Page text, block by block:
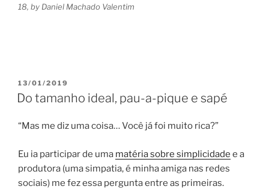
18, by Daniel Machado Valentim
POSTED
ON
13/01/2019
Do tamanho ideal, pau-a-pique e sapé
“Mas me diz uma coisa… Você já foi muito rica?”
Eu ia participar de uma matéria sobre simplicidade e a
produtora (uma simpatia, é minha amiga nas redes
sociais) me fez essa pergunta entre as primeiras.